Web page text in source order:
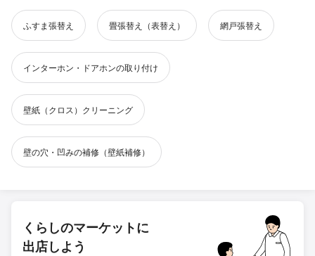
ふすま張替え 畳張替え（表替え） 網戸張替え
インターホン・ドアホンの取り付け
壁紙（クロス）クリーニング
壁の穴・凹みの補修（壁紙補修）
くらしのマーケットに
出店しよう